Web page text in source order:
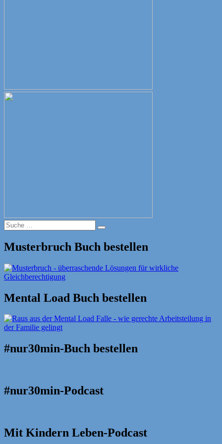
Suche
nach:
Suche
Musterbruch Buch bestellen
Mental Load Buch bestellen
#nur30min-Buch bestellen
#nur30min-Podcast
Mit Kindern Leben-Podcast